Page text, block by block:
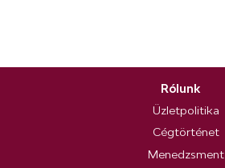
Rólunk
Üzletpolitika
Cégtörténet
Menedzsment